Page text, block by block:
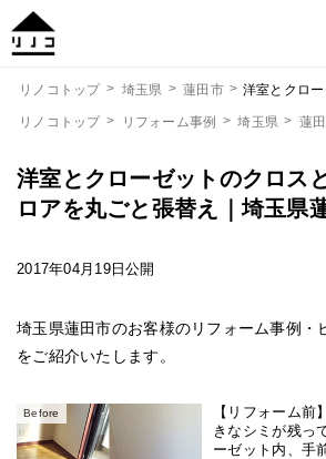
リノコトップ 埼玉県 蓮田市 洋室とクロ
リノコトップ リフォーム事例 埼玉県 蓮
洋室とクローゼットのクロス
ロアを丸ごと張替え｜埼玉県
2017年04月19日公開
埼玉県蓮田市のお客様のリフォーム事例・
をご紹介いたします。
Before
【リフォーム前
きなシミが残っ
ーゼット内、手